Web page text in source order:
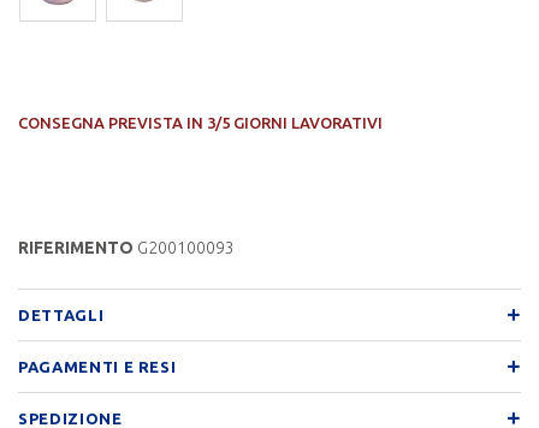
CONSEGNA PREVISTA IN 3/5 GIORNI LAVORATIVI
RIFERIMENTO G200100093
DETTAGLI
PAGAMENTI E RESI
SPEDIZIONE